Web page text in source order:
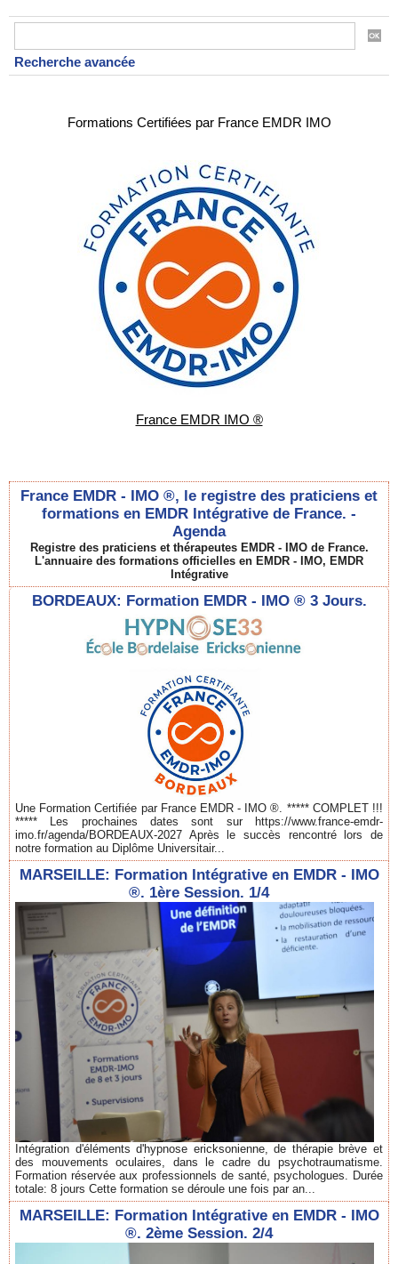
Recherche avancée
Formations Certifiées par France EMDR IMO
France EMDR IMO ®
France EMDR - IMO ®, le registre des praticiens et
formations en EMDR Intégrative de France. -
Agenda
Registre des praticiens et thérapeutes EMDR - IMO de France.
L'annuaire des formations officielles en EMDR - IMO, EMDR
Intégrative
BORDEAUX: Formation EMDR - IMO ® 3 Jours.
Une Formation Certifiée par France EMDR - IMO ®. ***** COMPLET !!!
***** Les prochaines dates sont sur https://www.france-emdr-
imo.fr/agenda/BORDEAUX-2027 Après le succès rencontré lors de
notre formation au Diplôme Universitair...
MARSEILLE: Formation Intégrative en EMDR - IMO
®. 1ère Session. 1/4
Intégration d'éléments d'hypnose ericksonienne, de thérapie brève et
des mouvements oculaires, dans le cadre du psychotraumatisme.
Formation réservée aux professionnels de santé, psychologues. Durée
totale: 8 jours Cette formation se déroule une fois par an...
MARSEILLE: Formation Intégrative en EMDR - IMO
®. 2ème Session. 2/4